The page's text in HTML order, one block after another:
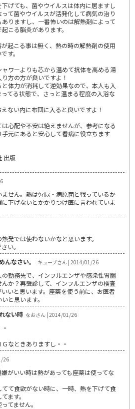
げても、菌やウイルスは体内に居ますし
て菌やウイルスが活発化して病気の治り
りますし、一番怖いのは解熱剤によって
こる脳炎があります。
起こる事は無く、熱の時の解熱剤の使用
す。
ワーよりも芯から温めて抗体を高める湯
方の方が良いですよ！
体力が消耗して逆効果なので、本人も入
てる状態で、さっと温まる程度の入浴な
ない内に布団に入ると良いですよ！
心配や不安は絶えませんが、参考になる
元にあると安心して看病に役立ちます
出版
せん。熱はｳｨﾙｽ・病原菌と戦っているか
下げないとかかりつけ医に言われていま
発では使わないかなと思います。
い。
んなさい。
キューブさん | 2014/01/26
勤務先で、インフルエンザや感染性胃腸
か？再受診して、インフルエンザの検査
いと思います。座薬を使う前に、お医者
と思います。
ない時 なおさん | 2014/01/26
なときありますし・・
26
がいい時は熱があっても座薬は使ってな
て食欲がない時に、一時、熱を下げて食
ます。
てません。